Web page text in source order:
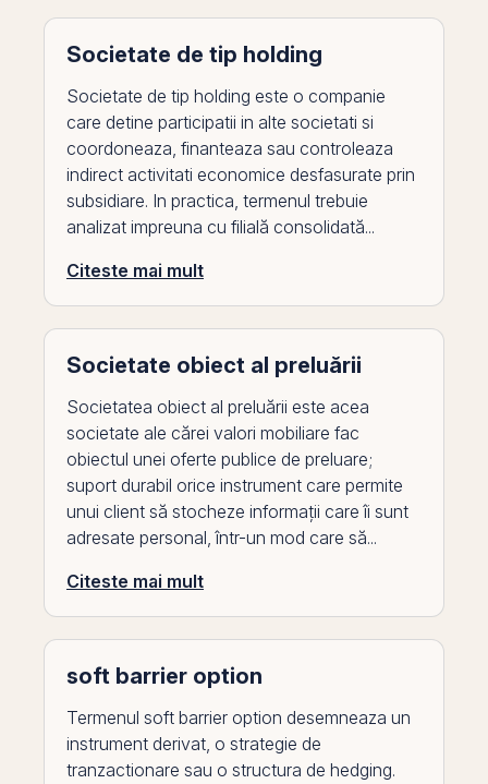
Societate de tip holding
Societate de tip holding este o companie
care detine participatii in alte societati si
coordoneaza, finanteaza sau controleaza
indirect activitati economice desfasurate prin
subsidiare. In practica, termenul trebuie
analizat impreuna cu filială consolidată...
Citeste mai mult
Societate obiect al preluării
Societatea obiect al preluării este acea
societate ale cărei valori mobiliare fac
obiectul unei oferte publice de preluare;
suport durabil orice instrument care permite
unui client să stocheze informații care îi sunt
adresate personal, într-un mod care să...
Citeste mai mult
soft barrier option
Termenul soft barrier option desemneaza un
instrument derivat, o strategie de
tranzactionare sau o structura de hedging.